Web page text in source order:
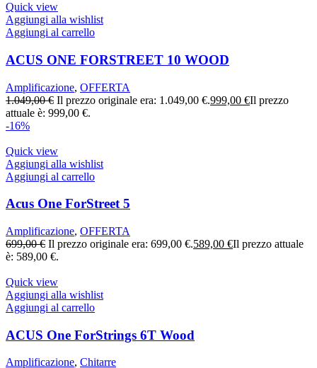
Quick view
Aggiungi alla wishlist
Aggiungi al carrello
ACUS ONE FORSTREET 10 WOOD
Amplificazione, OFFERTA
1.049,00€ Il prezzo originale era: 1.049,00 €.999,00 €Il prezzo
attuale è: 999,00 €.
-16%
Quick view
Aggiungi alla wishlist
Aggiungi al carrello
Acus One ForStreet 5
Amplificazione, OFFERTA
699,00€ Il prezzo originale era: 699,00 €.589,00 €Il prezzo attuale
è: 589,00 €.
Quick view
Aggiungi alla wishlist
Aggiungi al carrello
ACUS One ForStrings 6T Wood
Amplificazione, Chitarre